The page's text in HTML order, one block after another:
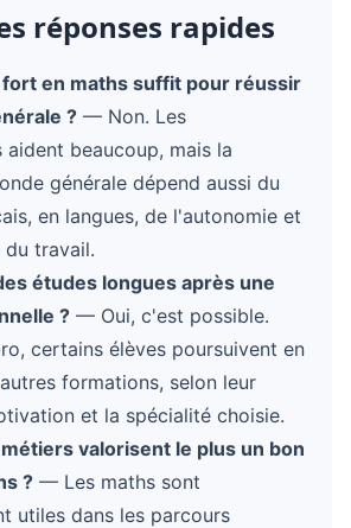
réponses rapides
en maths suffit pour réussir
? — Non. Les
aident beaucoup, mais la
générale dépend aussi du
en langues, de l'autonomie et
travail.
études longues après une
? — Oui, c'est possible.
certains élèves poursuivent en
formations, selon leur
et la spécialité choisie.
valorisent le plus un bon
? — Les maths sont
utiles dans les parcours